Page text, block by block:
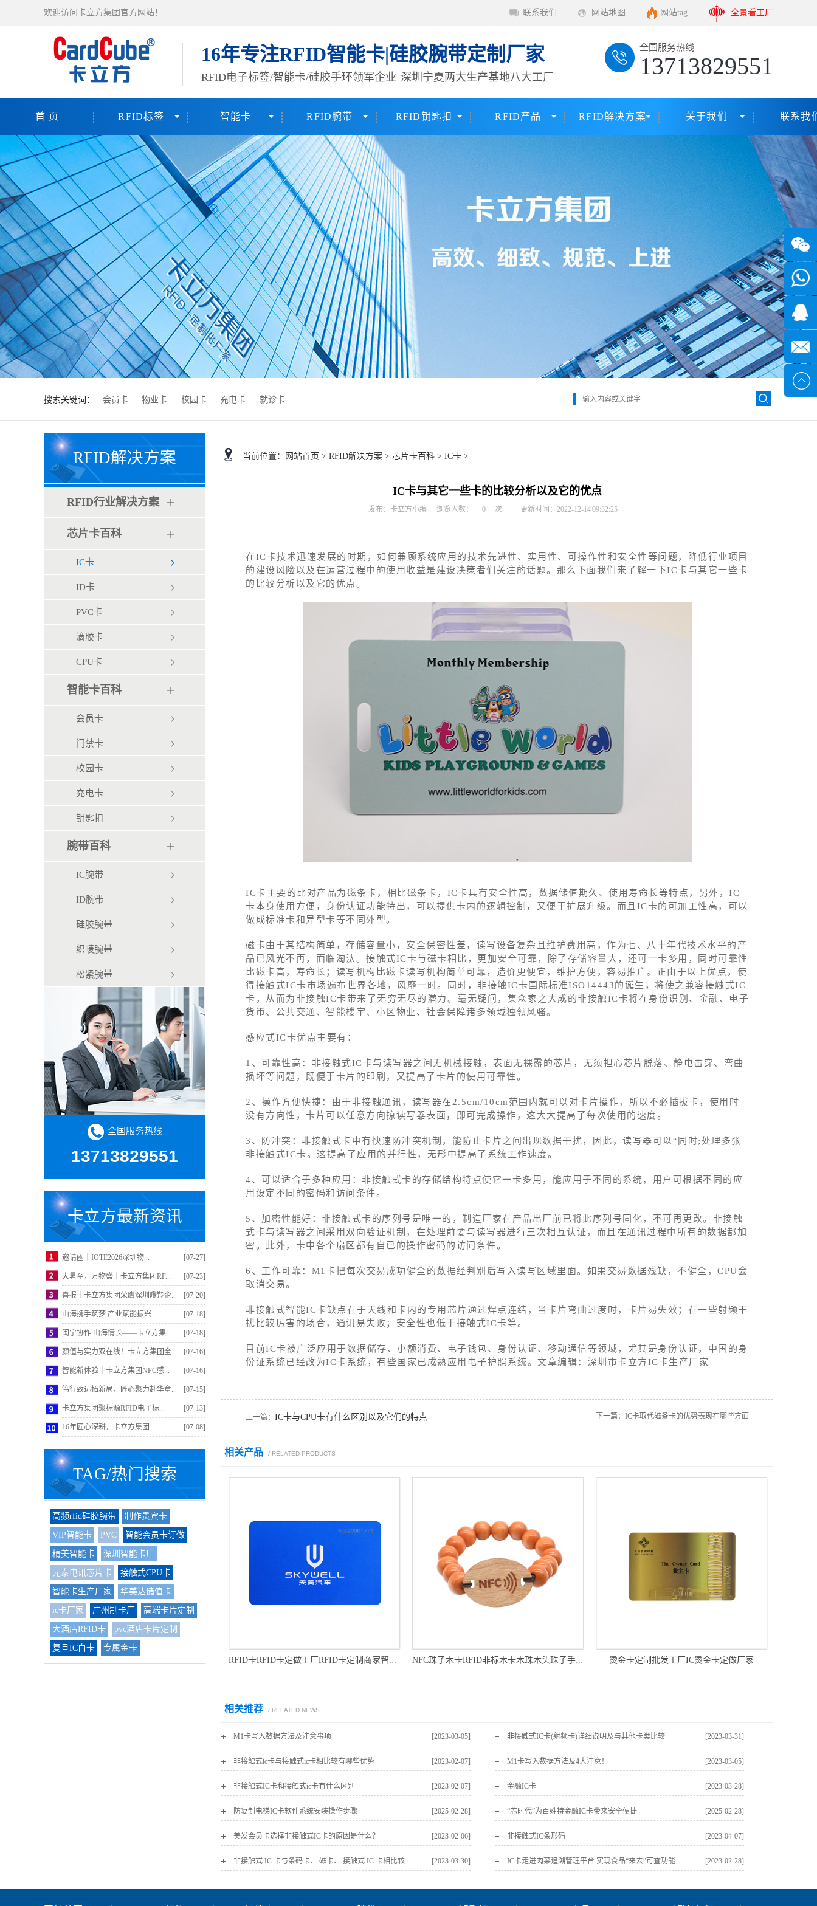
欢迎访问卡立方集团官方网站！ 联系我们 网站地图 网站tag 全景看工厂
16年专注RFID智能卡|硅胶腕带定制厂家
RFID电子标签/智能卡/硅胶手环领军企业 深圳宁夏两大生产基地八大工厂
全国服务热线
13713829551
首 页 RFID标签 智能卡 RFID腕带 RFID钥匙扣 RFID产品 RFID解决方案 关于我们 联系我
搜索关键词： 会员卡 物业卡 校园卡 充电卡 就诊卡
RFID解决方案
RFID行业解决方案
芯片卡百科
IC卡
ID卡
PVC卡
滴胶卡
CPU卡
智能卡百科
会员卡
门禁卡
校园卡
充电卡
钥匙扣
腕带百科
IC腕带
ID腕带
硅胶腕带
织唛腕带
松紧腕带
全国服务热线
13713829551
卡立方最新资讯
邀请函｜IOTE2026深圳物... [07-27]
大暑至，万物盛｜卡立方集团RF... [07-23]
喜报｜卡立方集团荣膺深圳瞪羚企... [07-20]
山海携手筑梦 产业赋能振兴 —... [07-18]
闽宁协作 山海情长——卡立方集... [07-18]
颜值与实力双在线！卡立方集团全... [07-16]
智能新体验｜卡立方集团NFC感... [07-16]
笃行致远拓新局，匠心聚力赴华章... [07-15]
卡立方集团聚标源RFID电子标... [07-13]
16年匠心深耕，卡立方集团 —... [07-08]
TAG/热门搜索
高频rfid硅胶腕带 制作贵宾卡
VIP智能卡 PVC 智能会员卡订做
精美智能卡 深圳智能卡厂
元泰电讯芯片卡 接触式CPU卡
智能卡生产厂家 华美达储值卡
ic卡厂家 广州制卡厂 高端卡片定制
大酒店RFID卡 pvc酒店卡片定制
复旦IC白卡 专属金卡
当前位置： 网站首页 > RFID解决方案 > 芯片卡百科 > IC卡 >
IC卡与其它一些卡的比较分析以及它的优点
发布：卡立方小编 浏览人数： 0 次 更新时间：2022-12-14 09:32:25
在IC卡技术迅速发展的时期，如何兼顾系统应用的技术先进性、实用性、可操作性和安全性等问题，降低行业项目
的建设风险以及在运营过程中的使用收益是建设决策者们关注的话题。那么下面我们来了解一下IC卡与其它一些卡
的比较分析以及它的优点。
IC卡主要的比对产品为磁条卡，相比磁条卡，IC卡具有安全性高，数据储值期久、使用寿命长等特点，另外，IC
卡本身使用方便，身份认证功能特出，可以提供卡内的逻辑控制，又便于扩展升级。而且IC卡的可加工性高，可以
做成标准卡和异型卡等不同外型。
磁卡由于其结构简单，存储容量小，安全保密性差，读写设备复杂且维护费用高，作为七、八十年代技术水平的产
品已风光不再，面临淘汰。接触式IC卡与磁卡相比，更加安全可靠，除了存储容量大，还可一卡多用，同时可靠性
比磁卡高，寿命长；读写机构比磁卡读写机构简单可靠，造价更便宜，维护方便，容易推广。正由于以上优点，使
得接触式IC卡市场遍布世界各地，风靡一时。同时，非接触IC卡国际标准ISO14443的诞生，将使之兼容接触式IC
卡，从而为非接触IC卡带来了无穷无尽的潜力。毫无疑问，集众家之大成的非接触IC卡将在身份识别、金融、电子
货币、公共交通、智能楼宇、小区物业、社会保障诸多领域独领风骚。
感应式IC卡优点主要有：
1、可靠性高：非接触式IC卡与读写器之间无机械接触，表面无裸露的芯片，无须担心芯片脱落、静电击穿、弯曲
损坏等问题，既便于卡片的印刷，又提高了卡片的使用可靠性。
2、操作方便快捷：由于非接触通讯，读写器在2.5cm/10cm范围内就可以对卡片操作，所以不必插拔卡，使用时
没有方向性，卡片可以任意方向掠读写器表面，即可完成操作，这大大提高了每次使用的速度。
3、防冲突：非接触式卡中有快速防冲突机制，能防止卡片之间出现数据干扰，因此，读写器可以“同时;处理多张
非接触式IC卡。这提高了应用的并行性，无形中提高了系统工作速度。
4、可以适合于多种应用：非接触式卡的存储结构特点使它一卡多用，能应用于不同的系统，用户可根据不同的应
用设定不同的密码和访问条件。
5、加密性能好：非接触式卡的序列号是唯一的，制造厂家在产品出厂前已将此序列号固化，不可再更改。非接触
式卡与读写器之间采用双向验证机制，在处理前要与读写器进行三次相互认证，而且在通讯过程中所有的数据都加
密。此外，卡中各个扇区都有自已的操作密码的访问条件。
6、工作可靠：M1卡把每次交易成功健全的数据经判别后写入读写区域里面。如果交易数据残缺，不健全，CPU会
取消交易。
非接触式智能IC卡缺点在于天线和卡内的专用芯片通过焊点连结，当卡片弯曲过度时，卡片易失效；在一些射频干
扰比较厉害的场合，通讯易失败；安全性也低于接触式IC卡等。
目前IC卡被广泛应用于数据储存、小额消费、电子钱包、身份认证、移动通信等领域，尤其是身份认证，中国的身
份证系统已经改为IC卡系统，有些国家已成熟应用电子护照系统。文章编辑：深圳市卡立方IC卡生产厂家
上一篇： IC卡与CPU卡有什么区别以及它们的特点 下一篇： IC卡取代磁条卡的优势表现在哪些方面
相关产品 / RELATED PRODUCTS
RFID卡RFID卡定做工厂RFID卡定制商家智能卡厂家 NFC珠子木卡RFID非标木卡木珠木头珠子手环定制 烫金卡定制批发工厂IC烫金卡定做厂家
相关推荐 / RELATED NEWS
M1卡写入数据方法及注意事项 [2023-03-05] 非接触式IC卡(射频卡)详细说明及与其他卡类比较 [2023-03-31]
非接触式ic卡与接触式ic卡相比较有哪些优势 [2023-02-07] M1卡写入数据方法及4大注意！ [2023-03-05]
非接触式IC卡和接触式ic卡有什么区别 [2023-02-07] 金融IC卡 [2023-03-28]
防复制电梯IC卡软件系统安装操作步骤 [2025-02-28] “芯时代”为百姓持金融IC卡带来安全便捷 [2025-02-28]
美发会员卡选择非接触式IC卡的原因是什么？ [2023-02-06] 非接触式IC条形码 [2023-04-07]
非接触式 IC 卡与条码卡、 磁卡、 接触式 IC 卡相比较 [2023-03-30] IC卡走进肉菜追溯管理平台 实现食品“来去”可查功能 [2023-02-28]
微信
7*24小
时